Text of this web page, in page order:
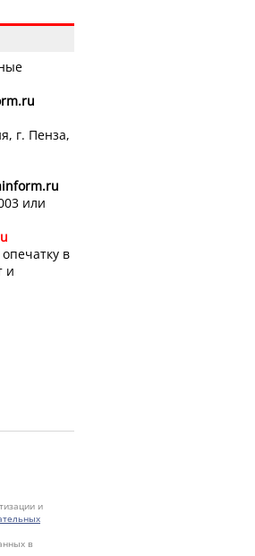
г. Пенза,
или
в
и
и
в